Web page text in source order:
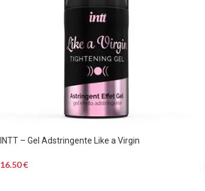
INTT – Gel Adstringente Like a Virgin
16.50€